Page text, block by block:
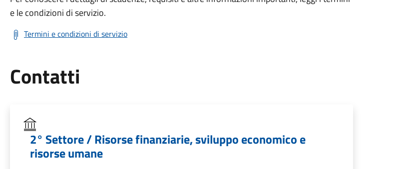
e le condizioni di servizio.
Termini e condizioni di servizio
Contatti
2° Settore / Risorse finanziarie, sviluppo economico e
risorse umane